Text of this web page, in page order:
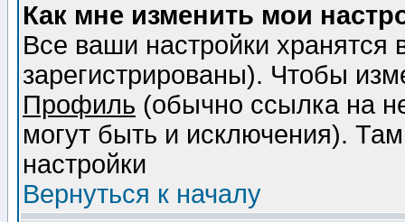
Как мне изменить мои
Все ваши настройки
зарегистрированы). Чтобы
Профиль (обычно ссылка на
могут быть и исключения).
настройки
Вернуться к началу